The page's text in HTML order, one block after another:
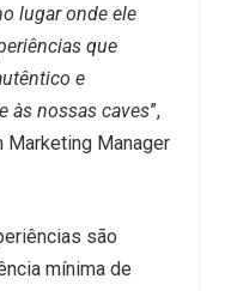
lugar onde ele
que
e
às nossas caves”,
Marketing Manager
são
mínima de